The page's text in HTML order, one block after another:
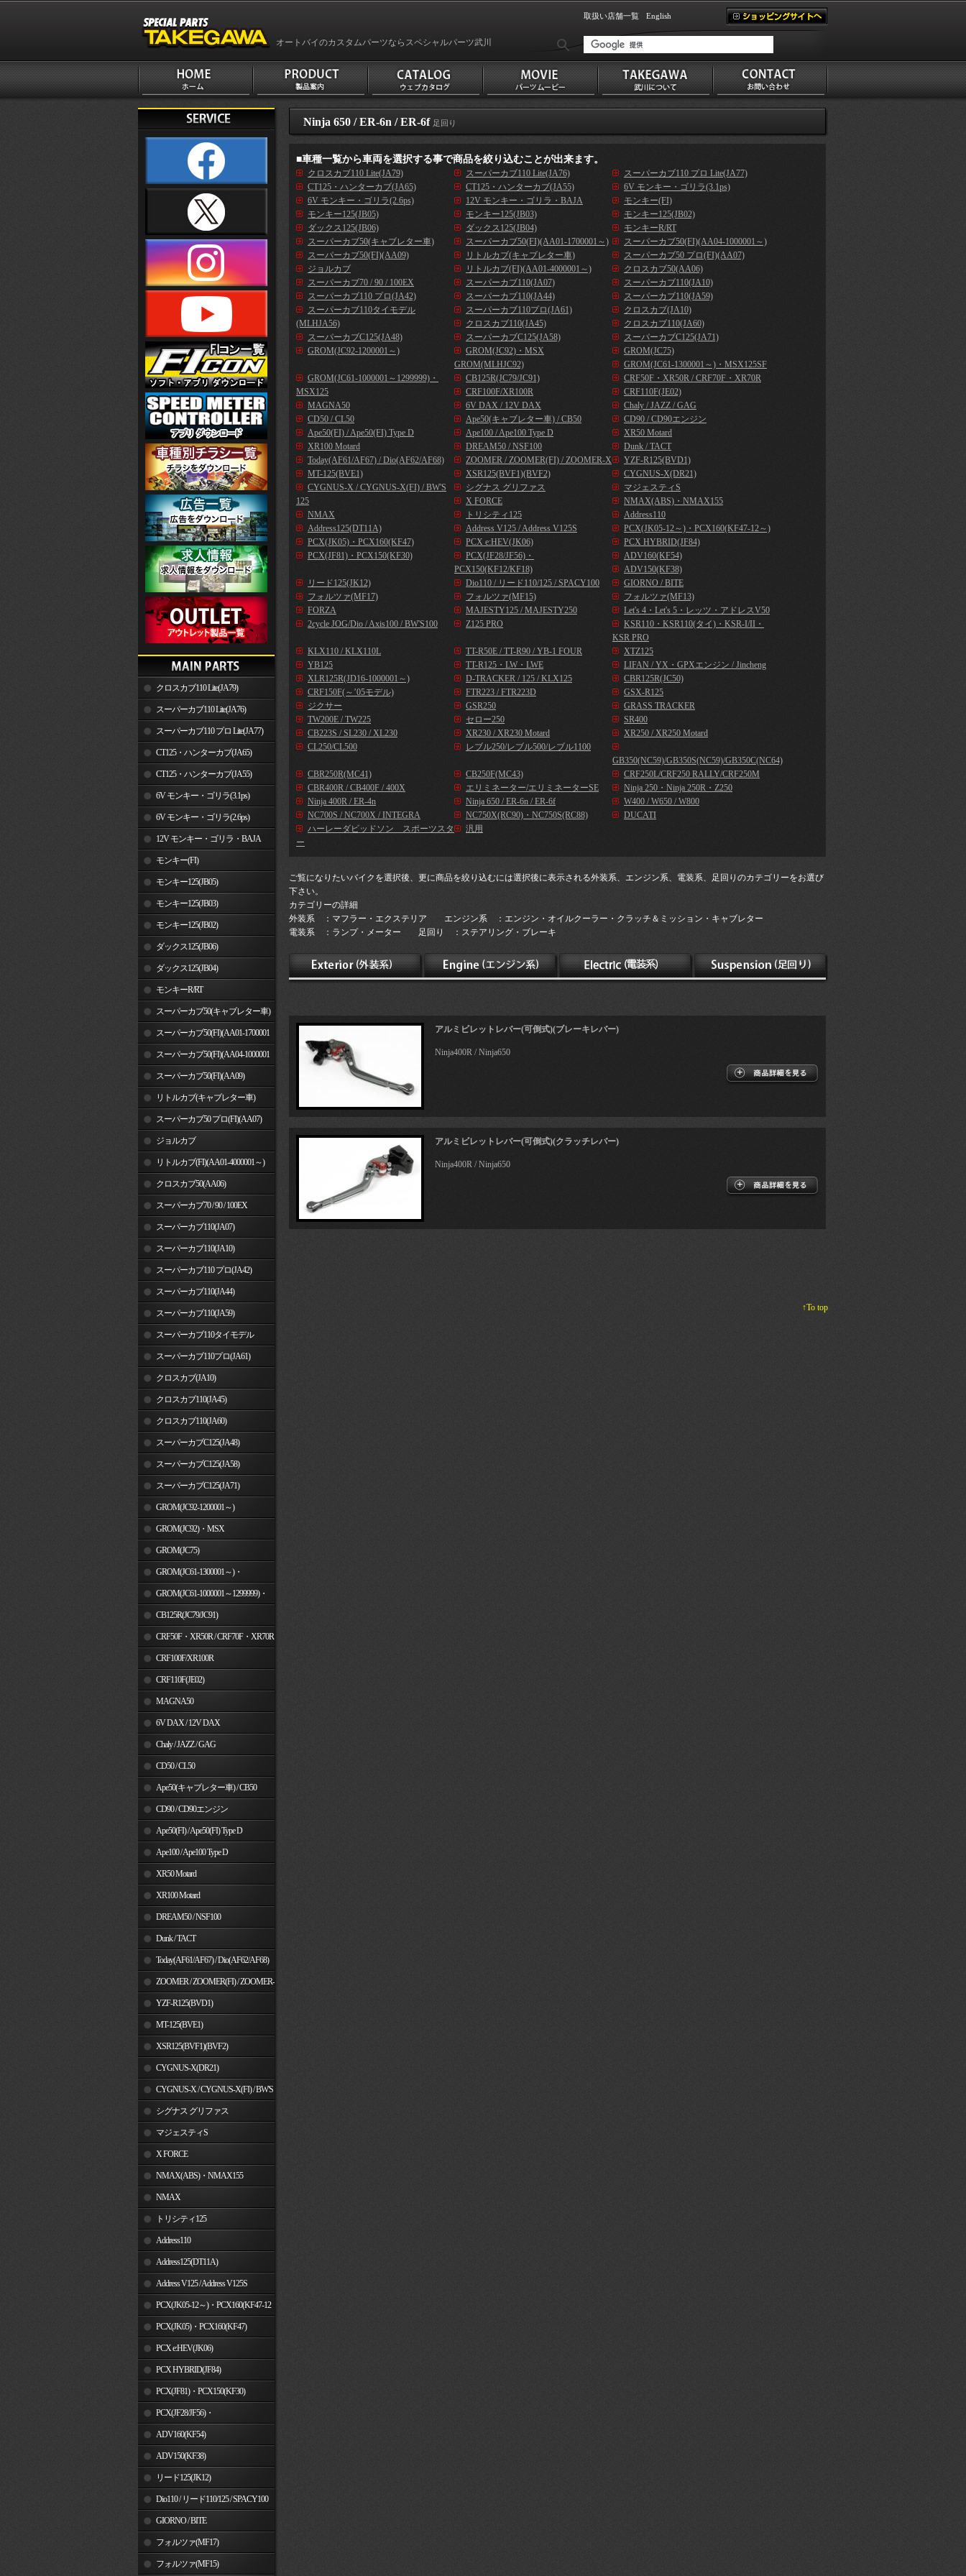
オートバイのカスタムパーツならスペシャルパーツ武川
取扱い店舗一覧 English
クロスカブ110 Lite(JA79)
スーパーカブ110 Lite(JA76)
スーパーカブ110 プロ Lite(JA77)
CT125・ハンターカブ(JA65)
CT125・ハンターカブ(JA55)
6V モンキー・ゴリラ(3.1ps)
6V モンキー・ゴリラ(2.6ps)
12V モンキー・ゴリラ・BAJA
モンキー(FI)
モンキー125(JB05)
モンキー125(JB03)
モンキー125(JB02)
ダックス125(JB06)
ダックス125(JB04)
モンキーR/RT
スーパーカブ50(キャブレター車)
スーパーカブ50(FI)(AA01-1700001
～) スーパーカブ50(FI)(AA04-1000001
～) スーパーカブ50(FI)(AA09)
リトルカブ(キャブレター車)
スーパーカブ50 プロ(FI)(AA07)
ジョルカブ
リトルカブ(FI)(AA01-4000001～)
クロスカブ50(AA06)
スーパーカブ70 / 90 / 100EX
スーパーカブ110(JA07)
スーパーカブ110(JA10)
スーパーカブ110 プロ(JA42)
スーパーカブ110(JA44)
スーパーカブ110(JA59)
スーパーカブ110タイモデル
(MLHJA56)
スーパーカブ110プロ(JA61)
クロスカブ(JA10)
クロスカブ110(JA45)
クロスカブ110(JA60)
スーパーカブC125(JA48)
スーパーカブC125(JA58)
スーパーカブC125(JA71)
GROM(JC92-1200001～)
GROM(JC92)・MSX
GROM(MLHJC92)
GROM(JC75)
GROM(JC61-1300001～)・
MSX125SF
GROM(JC61-1000001～1299999)・
MSX125CB125R(JC79/JC91)
CRF50F・XR50R / CRF70F・XR70R
CRF100F/XR100R
CRF110F(JE02)
MAGNA50
6V DAX / 12V DAX
Chaly / JAZZ / GAG
CD50 / CL50
Ape50(キャブレター車) / CB50
CD90 / CD90エンジン
Ape50(FI) / Ape50(FI) Type D
Ape100 / Ape100 Type D
XR50 Motard
XR100 Motard
DREAM50 / NSF100
Dunk / TACT
Today(AF61/AF67) / Dio(AF62/AF68)
ZOOMER / ZOOMER(FI) / ZOOMER-
YZF-R125(BVD1)
MT-125(BVE1)
XSR125(BVF1)(BVF2)
CYGNUS-X(DR21)
CYGNUS-X / CYGNUS-X(FI) / BW'S
125 シグナス グリファス
マジェスティS
X FORCE
NMAX(ABS)・NMAX155
NMAX
トリシティ125
Address110
Address125(DT11A)
Address V125 / Address V125S
PCX(JK05-12～)・PCX160(KF47-12
～) PCX(JK05)・PCX160(KF47)
PCX e:HEV(JK06)
PCX HYBRID(JF84)
PCX(JF81)・PCX150(KF30)
PCX(JF28/JF56)・
PCX150(KF12/KF18)
ADV160(KF54)
ADV150(KF38)
リード125(JK12)
Dio110 / リード110/125 / SPACY100
GIORNO / BITE
フォルツァ(MF17)
フォルツァ(MF15)
Ninja 650 / ER-6n / ER-6f 足回り
■車種一覧から車両を選択する事で商品を絞り込むことが出来ます。
クロスカブ110 Lite(JA79) スーパーカブ110 Lite(JA76)
スーパーカブ110 プロ Lite(JA77)
CT125・ハンターカブ(JA65)
CT125・ハンターカブ(JA55)
6V モンキー・ゴリラ(3.1ps)
6V モンキー・ゴリラ(2.6ps)
12V モンキー・ゴリラ・BAJA
モンキー(FI)
モンキー125(JB05)
モンキー125(JB03)
モンキー125(JB02)
ダックス125(JB06)
ダックス125(JB04)
モンキーR/RT
スーパーカブ50(キャブレター車)
スーパーカブ50(FI)(AA01-1700001～)
スーパーカブ50(FI)(AA04-1000001～)
スーパーカブ50(FI)(AA09)
リトルカブ(キャブレター車)
スーパーカブ50 プロ(FI)(AA07)
ジョルカブ
リトルカブ(FI)(AA01-4000001～)
クロスカブ50(AA06)
スーパーカブ70 / 90 / 100EX
スーパーカブ110(JA07)
スーパーカブ110(JA10)
スーパーカブ110 プロ(JA42)
スーパーカブ110(JA44)
スーパーカブ110(JA59)
スーパーカブ110タイモデル
(MLHJA56)
スーパーカブ110プロ(JA61)
クロスカブ(JA10)
クロスカブ110(JA45)
クロスカブ110(JA60)
スーパーカブC125(JA48)
スーパーカブC125(JA58)
スーパーカブC125(JA71)
GROM(JC92-1200001～)
GROM(JC92)・MSX
GROM(MLHJC92)
GROM(JC75)
GROM(JC61-1300001～)・MSX125SF
GROM(JC61-1000001～1299999)・
MSX125
CB125R(JC79/JC91)
CRF50F・XR50R / CRF70F・XR70R
CRF100F/XR100R
CRF110F(JE02)
MAGNA50
6V DAX / 12V DAX
Chaly / JAZZ / GAG
CD50 / CL50
Ape50(キャブレター車) / CB50
CD90 / CD90エンジン
Ape50(FI) / Ape50(FI) Type D
Ape100 / Ape100 Type D
XR50 Motard
XR100 Motard
DREAM50 / NSF100
Dunk / TACT
Today(AF61/AF67) / Dio(AF62/AF68)
ZOOMER / ZOOMER(FI) / ZOOMER-X
YZF-R125(BVD1)
MT-125(BVE1)
XSR125(BVF1)(BVF2)
CYGNUS-X(DR21)
CYGNUS-X / CYGNUS-X(FI) / BW'S
125
シグナス グリファス
マジェスティS
X FORCE
NMAX(ABS)・NMAX155
NMAX
トリシティ125
Address110
Address125(DT11A)
Address V125 / Address V125S
PCX(JK05-12～)・PCX160(KF47-12～)
PCX(JK05)・PCX160(KF47)
PCX e:HEV(JK06)
PCX HYBRID(JF84)
PCX(JF81)・PCX150(KF30)
PCX(JF28/JF56)・
PCX150(KF12/KF18)
ADV160(KF54)
ADV150(KF38)
リード125(JK12)
Dio110 / リード110/125 / SPACY100
GIORNO / BITE
フォルツァ(MF17)
フォルツァ(MF15)
フォルツァ(MF13)
FORZA
MAJESTY125 / MAJESTY250
Let's 4・Let's 5・レッツ・アドレスV50
2cycle JOG/Dio / Axis100 / BW'S100
Z125 PRO
KSR110・KSR110(タイ)・KSR-I/II・
KSR PRO
KLX110 / KLX110L
TT-R50E / TT-R90 / YB-1 FOUR
XTZ125
YB125
TT-R125・LW・LWE
LIFAN / YX・GPXエンジン / Jincheng
XLR125R(JD16-1000001～)
D-TRACKER / 125 / KLX125
CBR125R(JC50)
CRF150F(～’05モデル)
FTR223 / FTR223D
GSX-R125
ジクサー
GSR250
GRASS TRACKER
TW200E / TW225
セロー250
SR400
CB223S / SL230 / XL230
XR230 / XR230 Motard
XR250 / XR250 Motard
CL250/CL500
レブル250/レブル500/レブル1100
GB350(NC59)/GB350S(NC59)/GB350C(NC64)
CBR250R(MC41)
CB250F(MC43)
CRF250L/CRF250 RALLY/CRF250M
CBR400R / CB400F / 400X
エリミネーター/エリミネーターSE
Ninja 250・Ninja 250R・Z250
Ninja 400R / ER-4n
Ninja 650 / ER-6n / ER-6f
W400 / W650 / W800
NC700S / NC700X / INTEGRA
NC750X(RC90)・NC750S(RC88)
DUCATI
ハーレーダビッドソン スポーツスタ
ー
汎用
ご覧になりたいバイクを選択後、更に商品を絞り込むには選択後に表示される外装系、エンジン系、電装系、足回りのカテゴリーをお選び
下さい。
カテゴリーの詳細
外装系 ：マフラー・エクステリア エンジン系 ：エンジン・オイルクーラー・クラッチ＆ミッション・キャブレター
電装系 ：ランプ・メーター 足回り ：ステアリング・ブレーキ
アルミビレットレバー(可倒式)(ブレーキレバー)
Ninja400R / Ninja650
アルミビレットレバー(可倒式)(クラッチレバー)
Ninja400R / Ninja650
↑To top